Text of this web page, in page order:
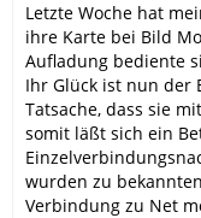
Letzte Woche hat
ihre Karte bei Bild
Aufladung bediente
Ihr Glück ist nun der
Tatsache, dass sie
somit läßt sich ein
wurden zu
Verbindung zu Net